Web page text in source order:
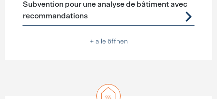
Subvention pour une analyse de bâtiment avec
recommandations
+ alle öffnen